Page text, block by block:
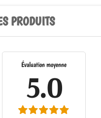
PRODUITS
Évaluation moyenne
5.0